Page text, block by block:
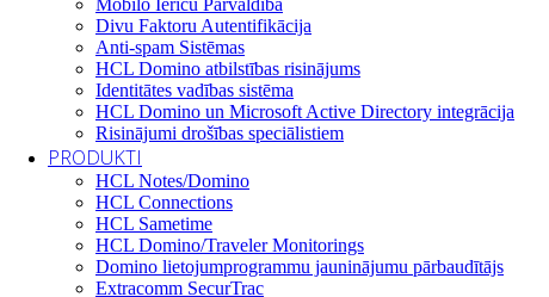
Mobilo Ierīču Pārvaldība
Divu Faktoru Autentifikācija
Anti-spam Sistēmas
HCL Domino atbilstības risinājums
Identitātes vadības sistēma
HCL Domino un Microsoft Active Directory integrācija
Risinājumi drošības speciālistiem
PRODUKTI
HCL Notes/Domino
HCL Connections
HCL Sametime
HCL Domino/Traveler Monitorings
Domino lietojumprogrammu jauninājumu pārbaudītājs
Extracomm SecurTrac